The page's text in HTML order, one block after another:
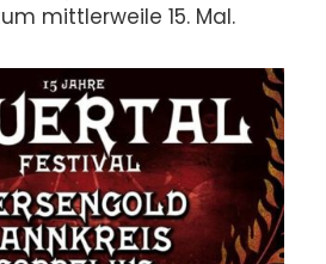
mittlerweile 15. Mal.